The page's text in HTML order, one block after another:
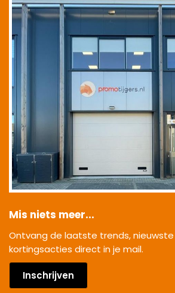
Mis niets meer...
Ontvang de laatste trends,
kortingsacties direct in je mail.
Inschrijven